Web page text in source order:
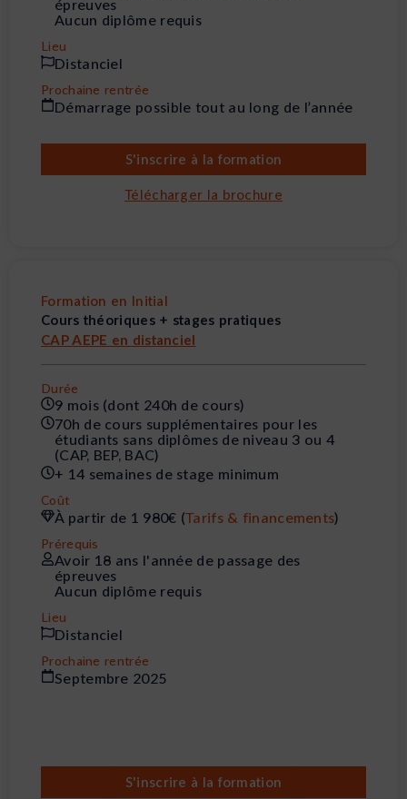
épreuves
Aucun diplôme requis
Lieu
Distanciel
Prochaine rentrée
Démarrage possible tout au long de l’année
S'inscrire à la formation
Télécharger la brochure
Formation en Initial
Cours théoriques + stages pratiques
CAP AEPE en distanciel
Durée
9 mois (dont 240h de cours)
70h de cours supplémentaires pour les
étudiants sans diplômes de niveau 3 ou 4
(CAP, BEP, BAC)
+ 14 semaines de stage minimum
Coût
À partir de 1 980€ (Tarifs & financements)
Prérequis
Avoir 18 ans l'année de passage des
épreuves
Aucun diplôme requis
Lieu
Distanciel
Prochaine rentrée
Septembre 2025
S'inscrire à la formation